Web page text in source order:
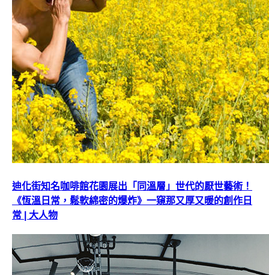
迪化街知名咖啡館花園展出「同溫層」世代的厭世藝術！
《恆溫日常，鬆軟綿密的爆炸》一窺那又厚又暖的創作日
常 | 大人物